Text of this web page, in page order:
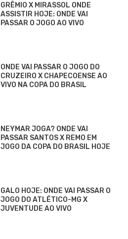
GRÊMIO X MIRASSOL ONDE
ASSISTIR HOJE: ONDE VAI
PASSAR O JOGO AO VIVO
ONDE VAI PASSAR O JOGO DO
CRUZEIRO X CHAPECOENSE AO
VIVO NA COPA DO BRASIL
NEYMAR JOGA? ONDE VAI
PASSAR SANTOS X REMO EM
JOGO DA COPA DO BRASIL HOJE
GALO HOJE: ONDE VAI PASSAR O
JOGO DO ATLÉTICO-MG X
JUVENTUDE AO VIVO